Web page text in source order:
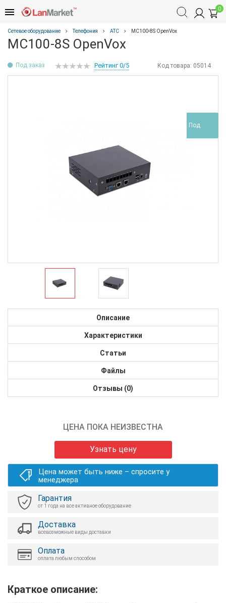
0
Сетевое оборудование Телефония АТС MC100-8S OpenVox
MC100-8S OpenVox
Под заказ Код товара: 05014
Рейтинг 0/5
Под
Описание
Характеристики
Статьи
Файлы
Отзывы (0)
ЦЕНА ПОКА НЕИЗВЕСТНА
Узнать цену
Цена может быть ниже – спросите у
менеджера
Гарантия
от 1 года на все активное оборудование
Доставка
всевозможные виды доставки
Оплата
оплата любым способом
Краткое описание: